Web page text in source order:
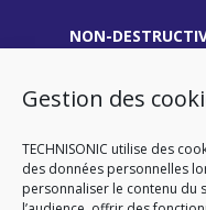
Gestion des
TECHNISONIC utilise des
des données personnelles
personnaliser le contenu du
NON-
EXPERT |
45